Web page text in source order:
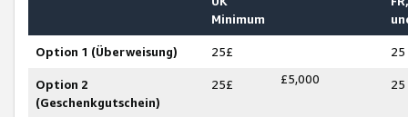
Minimum
Option 1 (Überweisung) 25£ 25
Option 2
(Geschenkgutschein)
25£ £5,000 25